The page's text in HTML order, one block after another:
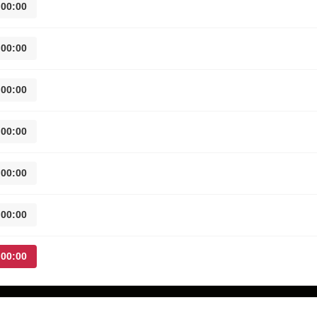
00:00 - 06:00
00:00 - 06:00
00:00 - 06:00
00:00 - 06:00
00:00 - 06:00
00:00 - 06:00
00:00 - 06:00